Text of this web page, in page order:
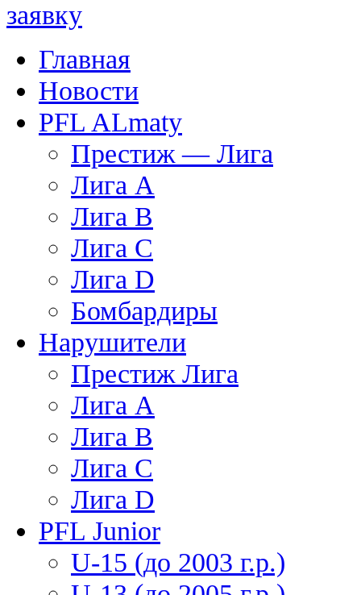
Главная
Новости
PFL ALmaty
Престиж — Лига
Лига A
Лига B
Лига C
Лига D
Бомбардиры
Нарушители
Престиж Лига
Лига А
Лига В
Лига С
Лига D
PFL Junior
U-15 (до 2003 г.р.)